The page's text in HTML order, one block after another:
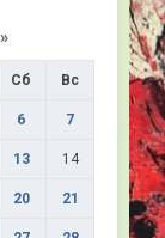
»
Сб Вс
6 7
13 14
20 21